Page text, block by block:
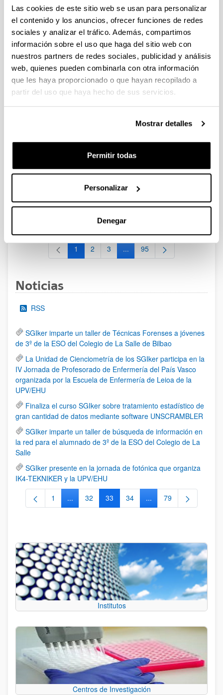
Las cookies de este sitio web se usan para personalizar
el contenido y los anuncios, ofrecer funciones de redes
sociales y analizar el tráfico. Además, compartimos
información sobre el uso que haga del sitio web con
nuestros partners de redes sociales, publicidad y análisis
web, quienes pueden combinarla con otra información
que les haya proporcionado o que hayan recopilado a
partir del uso que haya hecho de sus servicios.
Mostrar detalles
Permitir todas
Personalizar
Denegar
FUNDACION LA CAIXA JUNIOR LEADER RETAINING
PROGRAMME 2027
Trámite abierto
CONVOCATORIA PARA LA CONTRATACIÓN DE
PERSONAL INVESTIGADOR DOCTOR EN LA UPV/EHU
(2026)
Trámite abierto (Plazo de presentación de solicitudes: 03/06/2026 -
16/07/2026: Listado provisional de solicitudes admitidas y
excluidas para evaluación. Plazo alegaciones: del 17/07/2026
CONVOCATORIA 2026-I PARA LA CONTRATACIÓN DE
PERSONAL INVESTIGADOR EN FORMACIÓN EN LA EHU
GRUPO/PROYECTO DE INVESTIGACIÓN
09/07/2026: Fase 2. Resolución Definitiva de concedidos y
Página
1 Página
2 Página
3 ...Páginas intermedias Use TAB
Página
95
Noticias
RSS
SGIker imparte un taller de Técnicas Forenses a jóvenes
de 3º de la ESO del Colegio de La Salle de Bilbao
La Unidad de Cienciometría de los SGIker participa en la
IV Jornada de Profesorado de Enfermería del País Vasco
organizada por la Escuela de Enfermería de Leioa de la
UPV/EHU
Finaliza el curso SGIker sobre tratamiento estadístico de
gran cantidad de datos mediante software UNSCRAMBLER
SGIker imparte un taller de búsqueda de información en
la red para el alumnado de 3º de la ESO del Colegio de La
Salle
SGIker presente en la jornada de fotónica que organiza
IK4-TEKNIKER y la UPV/EHU
Página
1 ...Páginas intermedias Use TAB para desplazarse.
Página
32 Página
33 Página
34 ...Páginas intermedias
Página
79
Institutos
Centros de Investigación